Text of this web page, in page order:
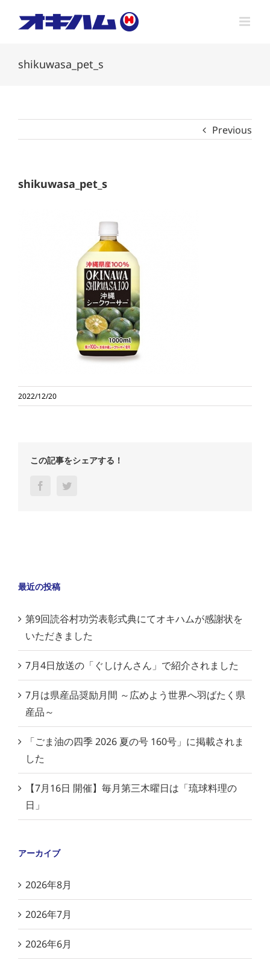
shikuwasa_pet_s
Previous
shikuwasa_pet_s
2022/12/20
この記事をシェアする！
Facebook
最近の投稿
第9回読谷村功労表彰式典にてオキハムが感謝状を
いただきました
7月4日放送の「ぐしけんさん」で紹介されました
7月は県産品奨励月間 ～広めよう世界へ羽ばたく県
産品～
「ごま油の四季 2026 夏の号 160号」に掲載されま
した
【7月16日 開催】毎月第三木曜日は「琉球料理の
日」
アーカイブ
2026年8月
2026年7月
2026年6月